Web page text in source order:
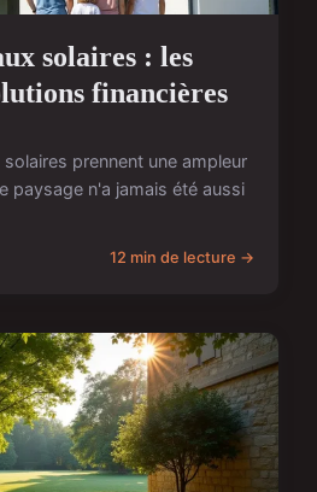
solaires : les
financières
prennent une ampleur
paysage n'a jamais été aussi
12 min de lecture →